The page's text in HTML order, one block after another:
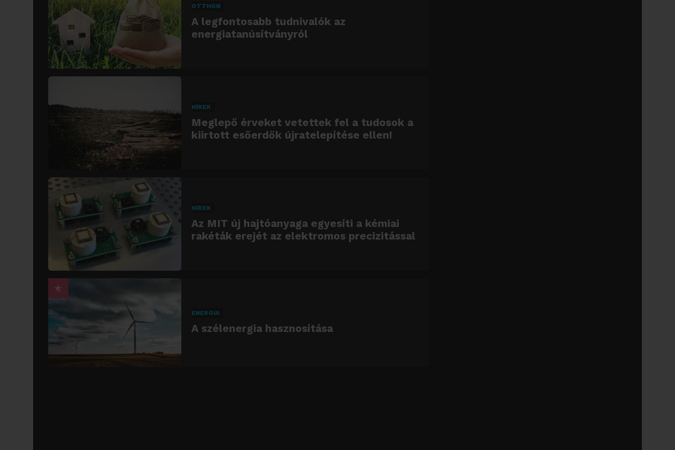
OTTHON
A legfontosabb tudnivalók az
energiatanúsítványról
HÍREK
Meglepő érveket vetettek fel a tudosok a
kiirtott esőerdők újratelepítése ellen!
HÍREK
Az MIT új hajtóanyaga egyesíti a kémiai
rakéták erejét az elektromos precizitással
ENERGIA
A szélenergia hasznosítása